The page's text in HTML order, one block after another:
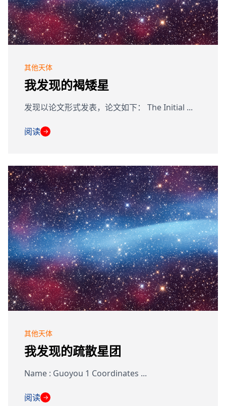
其他天体
我发现的褐矮星
发现以论文形式发表，论文如下： The Initial ...
阅读 →
其他天体
我发现的疏散星团
Name : Guoyou 1 Coordinates ...
阅读 →